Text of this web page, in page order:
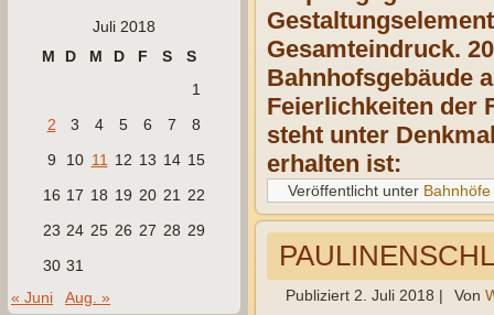
Juli 2018
M
D M D F S
S
1
2
3 4 5 6 7
8
9
10 11 12 13 14 15
16 17 18 19 20 21
22
23 24 25 26 27 28 29
30 31
« Juni
Aug. »
Gesamteindruck.
Bahnhofsgebäude
Feierlichkeiten der
steht unter
erhalten ist:
Veröffentlicht unter Bahnhöfe
Publiziert 2. Juli 2018 | Von